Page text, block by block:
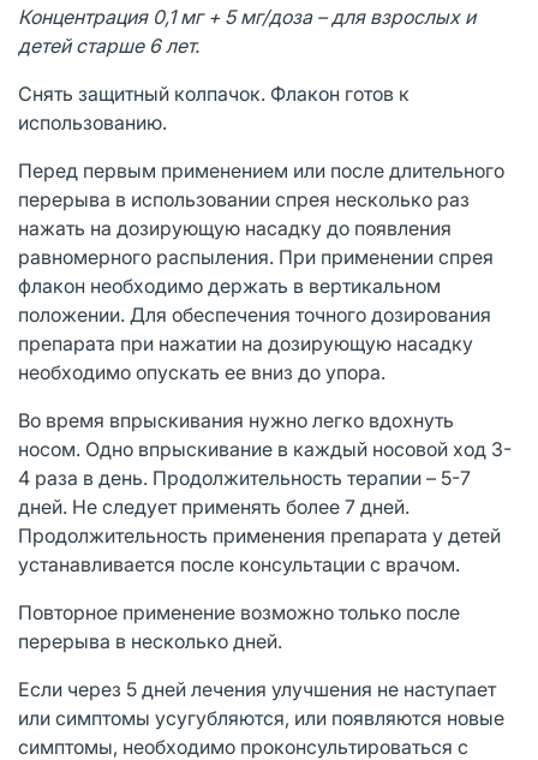
Концентрация 0,1 мг + 5 мг/доза – для взрослых и
детей старше 6 лет.
Снять защитный колпачок. Флакон готов к
использованию.
Перед первым применением или после длительного
перерыва в использовании спрея несколько раз
нажать на дозирующую насадку до появления
равномерного распыления. При применении спрея
флакон необходимо держать в вертикальном
положении. Для обеспечения точного дозирования
препарата при нажатии на дозирующую насадку
необходимо опускать ее вниз до упора.
Во время впрыскивания нужно легко вдохнуть
носом. Одно впрыскивание в каждый носовой ход 3-
4 раза в день. Продолжительность терапии – 5-7
дней. Не следует применять более 7 дней.
Продолжительность применения препарата у детей
устанавливается после консультации с врачом.
Повторное применение возможно только после
перерыва в несколько дней.
Если через 5 дней лечения улучшения не наступает
или симптомы усугубляются, или появляются новые
симптомы, необходимо проконсультироваться с